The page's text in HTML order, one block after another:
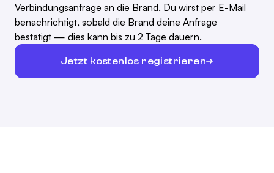
Verbindungsanfrage an die Brand. Du wirst per E-Mail
benachrichtigt, sobald die Brand deine Anfrage
bestätigt — dies kann bis zu 2 Tage dauern.
Jetzt kostenlos registrieren